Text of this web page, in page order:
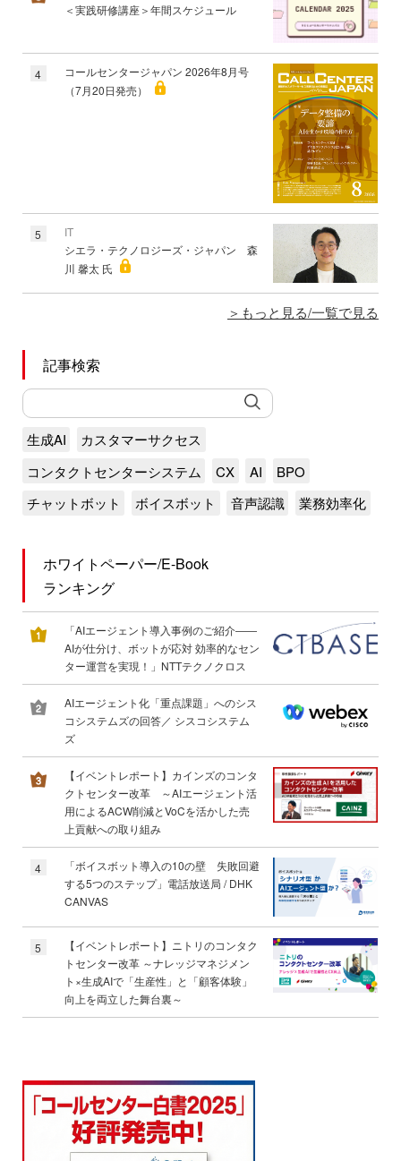
＜実践研修講座＞年間スケジュール
4
コールセンタージャパン 2026年8月号
（7月20日発売）
5
IT
シエラ・テクノロジーズ・ジャパン 森
川 馨太 氏
もっと見る/一覧で見る
記事検索
生成AI
カスタマーサクセス
コンタクトセンターシステム
CX AI
BPO
チャットボット
ボイスボット 音声認識 業務効率化
ホワイトペーパー/E-Book
ランキング
「AIエージェント導入事例のご紹介――
AIが仕分け、ボットが応対 効率的なセン
ター運営を実現！」NTTテクノクロス
AIエージェント化「重点課題」へのシス
コシステムズの回答／ シスコシステム
ズ
【イベントレポート】カインズのコンタ
クトセンター改革 ～AIエージェント活
用によるACW削減とVoCを活かした売
上貢献への取り組み
4
「ボイスボット導入の10の壁 失敗回避
する5つのステップ」電話放送局 / DHK
CANVAS
5
【イベントレポート】ニトリのコンタク
トセンター改革 ～ナレッジマネジメン
ト×生成AIで「生産性」と「顧客体験」
向上を両立した舞台裏～